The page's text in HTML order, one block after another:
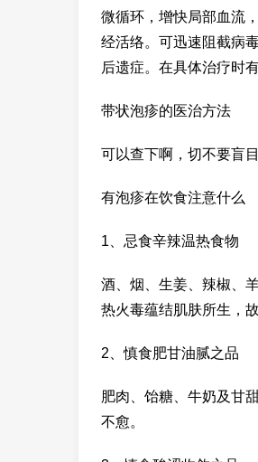
微循环，增快局部血流
经活络。可迅速阻截病
后遗症。在具体治疗时
带状泡疹的医治方法
可以查下啊，切不要盲
有泡疹在饮食注意什么
1、忌食辛辣温热食物
酒、烟、生姜、辣椒、
热火毒蕴结肌肤所生，
2、慎食肥甘油腻之品
肥肉、饴糖、牛奶及甘
不愈。